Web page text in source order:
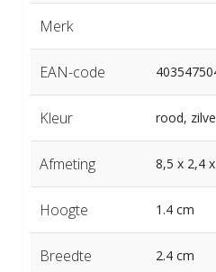
Merk
EAN-code
Kleur rood,
Afmeting 8,5 x 2,4
Hoogte 1.4 cm
Breedte 2.4 cm